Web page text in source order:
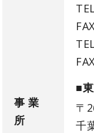
事 業
所
■
〒
千